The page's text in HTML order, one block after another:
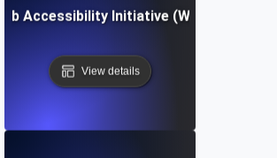
Web Accessibility Initiative (WAI)
View details